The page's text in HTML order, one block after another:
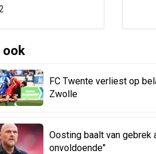
ook
FC Twente verliest op
Zwolle
Oosting baalt van gebrek
onvoldoende"